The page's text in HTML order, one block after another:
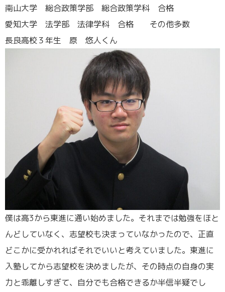
南山大学 総合政策学部 総合政策学科 合格
愛知大学 法学部 法律学科 合格 その他多数
長良高校３年生 原 悠人くん
僕は高3から東進に通い始めました。それまでは勉強をほと
んどしていなく、志望校も決まっていなかったので、正直
どこかに受かれればそれでいいと考えていました。東進に
入塾してから志望校を決めましたが、その時点の自身の実
力と乖離しすぎて、自分でも合格できるか半信半疑でし